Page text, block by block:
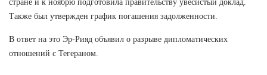
стране и к ноябрю подготовила правительству увесистый доклад.
Также был утвержден график погашения задолженности.
В ответ на это Эр-Рияд объявил о разрыве дипломатических
отношений с Тегераном.